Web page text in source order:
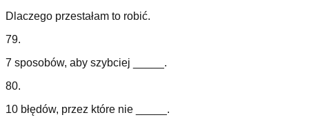
Dlaczego przestałam to robić.
79.
7 sposobów, aby szybciej _____.
80.
10 błędów, przez które nie _____.